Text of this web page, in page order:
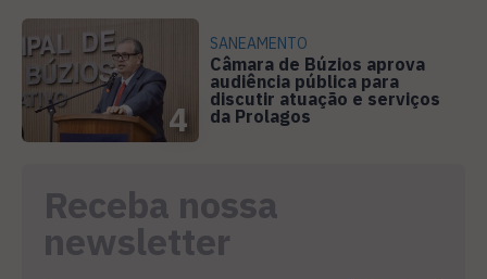
4
SANEAMENTO
Câmara de Búzios aprova
audiência pública para
discutir atuação e serviços
da Prolagos
Receba nossa
newsletter